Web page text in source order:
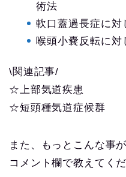
術法
軟口蓋過長症に対
喉頭小嚢反転に対
\関連記事/
☆上部気道疾患
☆短頭種気道症候群
また、もっとこんな事
コメント欄で教えてく